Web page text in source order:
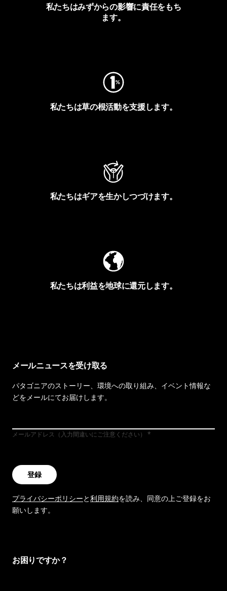
私たちはみずからの影響に責任をもち
ます。
私たちは草の根活動を支援します。
私たちはギアを生かしつづけます。
私たちは利益を地球に還元します。
メールニュースを受け取る
パタゴニアのストーリー、環境への取り組み、イベント情報な
どをメールにてお届けします。
メールアドレス（入力間違いにご注意ください）
登録
プライバシーポリシーと利用規約を読み、同意の上ご登録をお
願いします。
お困りですか？